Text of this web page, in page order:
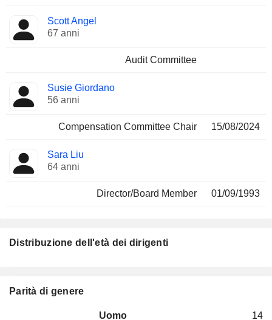
Scott Angel
67 anni
Audit Committee
Susie Giordano
56 anni
Compensation Committee Chair 15/08/2024
Sara Liu
64 anni
Director/Board Member 01/09/1993
Distribuzione dell'età dei dirigenti
Parità di genere
Uomo 14